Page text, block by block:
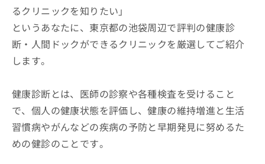
るクリニックを知りたい」
というあなたに、東京都の池袋周辺で評判の健康診
断・人間ドックができるクリニックを厳選してご紹介
します。
健康診断とは、医師の診察や各種検査を受けること
で、個人の健康状態を評価し、健康の維持増進と生活
習慣病やがんなどの疾病の予防と早期発見に努めるた
めの健診のことです。
る
お
問
い
合
は
こ
ち
ら
告
出
稿
の
お
い
合
わ
せ
は
こ
告
代
理
店
の
は
こ
ち
ら